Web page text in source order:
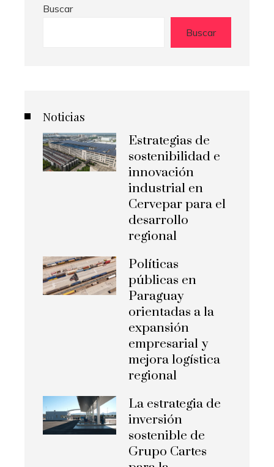
Buscar
Buscar
Noticias
Estrategias de
sostenibilidad e
innovación
industrial en
Cervepar para el
desarrollo
regional
Políticas
públicas en
Paraguay
orientadas a la
expansión
empresarial y
mejora logística
regional
La estrategia de
inversión
sostenible de
Grupo Cartes